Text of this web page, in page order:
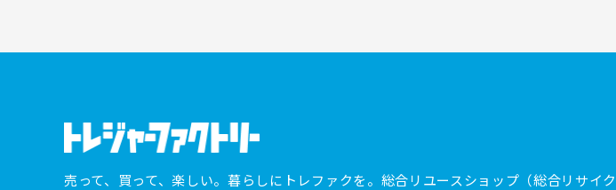
売って、買って、楽しい。暮らしにトレファクを。総合リユースショップ（総合リサイ